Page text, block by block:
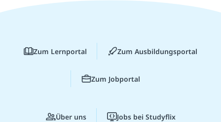
Zum Lernportal Zum Ausbildungsportal
Zum Jobportal
Über uns Jobs bei Studyflix